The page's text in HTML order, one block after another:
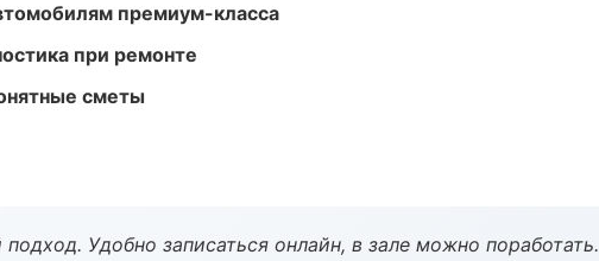
премиум-класса
при ремонте
сметы
Удобно записаться онлайн, в зале можно поработать.